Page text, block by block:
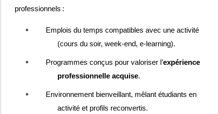
professionnels :
Emplois du temps compatibles avec une activité
(cours du soir, week-end, e-learning).
Programmes conçus pour valoriser l’expérience
professionnelle acquise.
Environnement bienveillant, mêlant étudiants en
activité et profils reconvertis.